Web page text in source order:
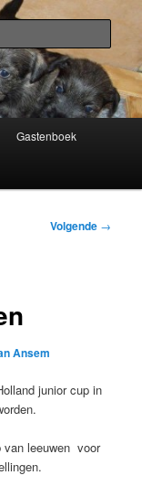
Oldert
Gastenboek
Volgende →
Ansem
junior cup in
leeuwen voor